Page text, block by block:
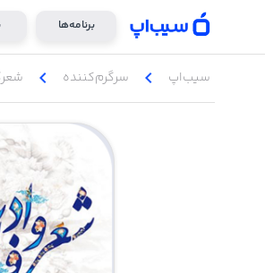
برنامه‌ها
سیب‌اپ chevron_left سرگرم‌کننده chevron_left